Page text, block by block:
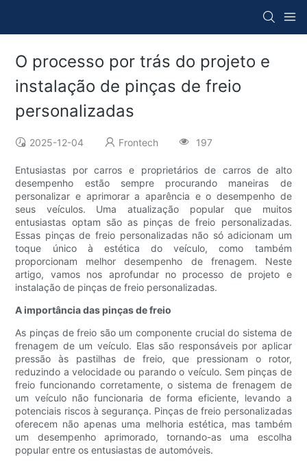
O processo por trás do projeto e
instalação de pinças de freio
personalizadas
2025-12-04 Frontech 197
Entusiastas por carros e proprietários de carros de alto
desempenho estão sempre procurando maneiras de
personalizar e aprimorar a aparência e o desempenho de
seus veículos. Uma atualização popular que muitos
entusiastas optam são as pinças de freio personalizadas.
Essas pinças de freio personalizadas não só adicionam um
toque único à estética do veículo, como também
proporcionam melhor desempenho de frenagem. Neste
artigo, vamos nos aprofundar no processo de projeto e
instalação de pinças de freio personalizadas.
A importância das pinças de freio
As pinças de freio são um componente crucial do sistema de
frenagem de um veículo. Elas são responsáveis ​​por aplicar
pressão às pastilhas de freio, que pressionam o rotor,
reduzindo a velocidade ou parando o veículo. Sem pinças de
freio funcionando corretamente, o sistema de frenagem de
um veículo não funcionaria de forma eficiente, levando a
potenciais riscos à segurança. Pinças de freio personalizadas
oferecem não apenas uma melhoria estética, mas também
um desempenho aprimorado, tornando-as uma escolha
popular entre os entusiastas de automóveis.